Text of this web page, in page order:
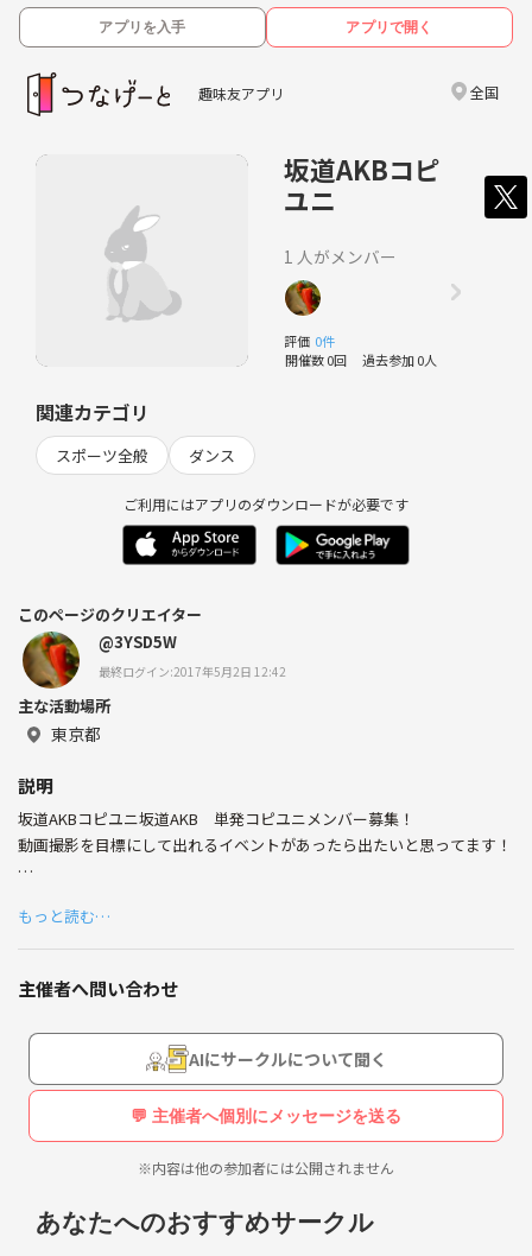
アプリを入手 アプリで開く
趣味友アプリ 全国
坂道AKBコピ
ユニ
1 人がメンバー
評価 0件
開催数 0回 過去参加 0人
関連カテゴリ
スポーツ全般 ダンス
ご利用にはアプリのダウンロードが必要です
このページのクリエイター
@3YSD5W
最終ログイン:2017年5月2日 12:42
主な活動場所
東京都
説明
坂道AKBコピユニ坂道AKB 単発コピユニメンバー募集！
動画撮影を目標にして出れるイベントがあったら出たいと思ってます！
⚪︎22歳以上〜(21歳以下は要相談)
⚪︎スタジオ代、衣装代を自己負担できる
⚪︎音信不通にならずちゃんと連絡を取れる
⚪︎ある程度振りを自分で覚えられる、似せる努力が出来る
・希望メンバーと身長が同じ位(若しくはインヒールなどで合わせられ
る)
・金、土曜日などに深夜練が出来る(大人数での練習を合わせるのは大
変だと思うので深夜練でいっきに進められたらと思ってます)
もっと読む…
主催者へ問い合わせ
AIにサークルについて聞く
💬 主催者へ個別にメッセージを送る
※内容は他の参加者には公開されません
あなたへのおすすめサークル